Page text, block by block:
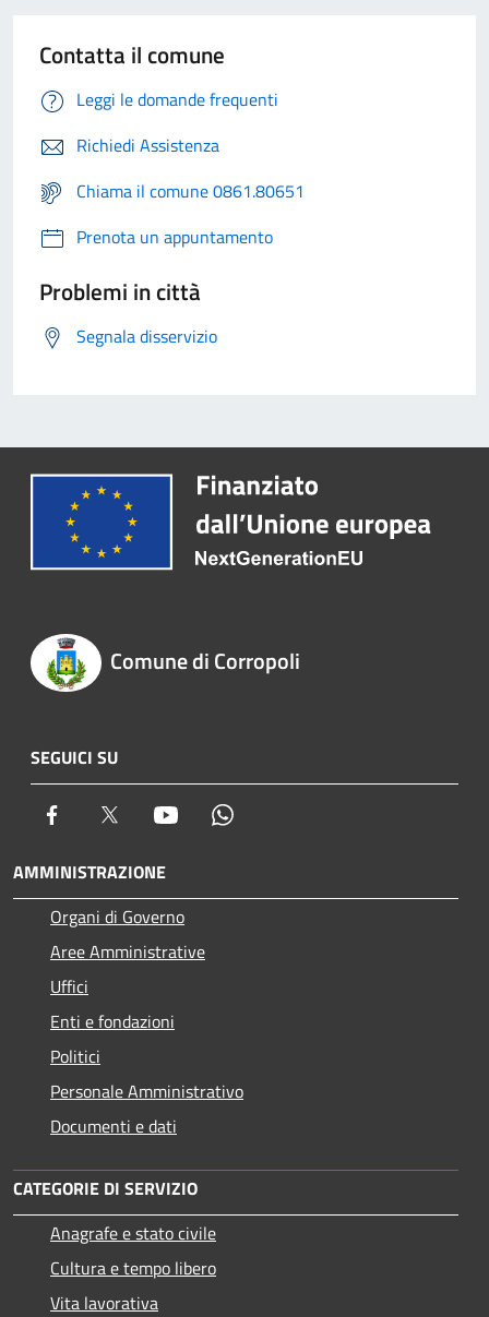
Contatta il comune
Leggi le domande frequenti
Richiedi Assistenza
Chiama il comune 0861.80651
Prenota un appuntamento
Problemi in città
Segnala disservizio
Comune di Corropoli
SEGUICI SU
Facebook Twitter Youtube
AMMINISTRAZIONE
Organi di Governo
Aree Amministrative
Uffici
Enti e fondazioni
Politici
Personale Amministrativo
Documenti e dati
CATEGORIE DI SERVIZIO
Anagrafe e stato civile
Cultura e tempo libero
Vita lavorativa